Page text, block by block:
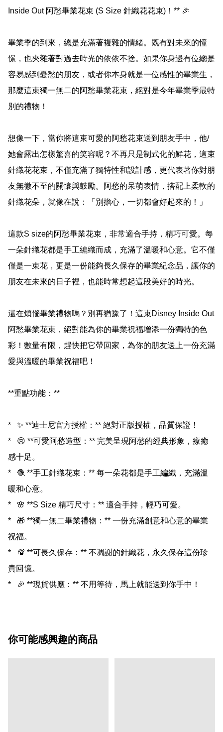
Inside Out 阿愁畢業花束 (S Size 針織花花束)！** 🎉
畢業季的到來，總是充滿著複雜的情緒。既有對未來的憧
憬，也夾雜著對過去時光的依依不捨。如果你身邊有位總是
容易感到憂愁的朋友，或者你本身就是一位感性的畢業生，
那麼這束獨一無二的阿愁畢業花束，絕對是今年畢業季最特
別的禮物！
想像一下，當你將這束可愛的阿愁花束送到朋友手中，他/
她會露出怎樣驚喜的笑容呢？不再只是制式化的鮮花，這束
針織花花束，不僅充滿了獨特性和設計感，更代表著你對朋
友無微不至的關懷與鼓勵。阿愁的呆萌表情，搭配上柔軟的
針織花朵，就像在說：「別擔心，一切都會好起來的！」
這款S size的阿愁畢業花束，非常適合手持，精巧可愛。每
一朵針織花都是手工編織而成，充滿了溫暖和心意。它不僅
僅是一束花，更是一份能夠長久保存的畢業紀念品，讓你的
朋友在未來的日子裡，也能時常想起這段美好的時光。
還在煩惱畢業禮物嗎？別再猶豫了！這束Disney Inside Out
阿愁畢業花束，絕對能為你的畢業祝福增添一份獨特的色
彩！數量有限，趕快把它帶回家，為你的朋友送上一份充滿
愛與溫暖的畢業祝福吧！
**重點功能：**
*   ✨ **迪士尼官方授權：** 絕對正版授權，品質保證！
*   😢 **可愛阿愁造型：** 完美呈現阿愁的經典形象，療癒
感十足。
*   🧶 **手工針織花束：** 每一朵花都是手工編織，充滿溫
暖和心意。
*   🌸 **S Size 精巧尺寸：** 適合手持，輕巧可愛。
*   🎁 **獨一無二畢業禮物：** 一份充滿創意和心意的畢業
祝福。
*   💯 **可長久保存：** 不凋謝的針織花，永久保存這份珍
貴回憶。
你可能感興趣的商品